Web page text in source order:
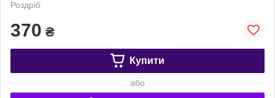
Роздріб
370 ₴
Купити
або